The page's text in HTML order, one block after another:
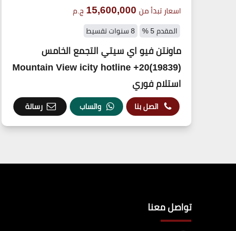
اسعار تبدأ من 15,600,000 ج.م
المقدم 5 % 8 سنوات تقسيط
ماونتن فيو اي سيتي التجمع الخامس
(19839)20+ Mountain View icity hotline
استلام فوري
اتصل بنا واتساب رسالة
تواصل معنا